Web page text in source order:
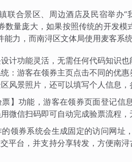
联合景区、周边酒店及民宿举办
数量庞大，如果按照传统的开发
能力，而南浔区文体局使用麦客系
计功能灵活，无需任何代码知识
：游客在领券主页点击不同的优
风景照片，还可以填写个人信息，
】功能，游客在领券页面登记信
微信扫码即可自动完成验票流程，
领券系统会生成固定的访问网址
平台，并支持分享转发，方便南